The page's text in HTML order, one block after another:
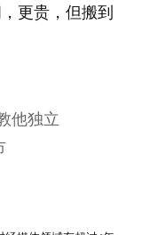
更贵，但搬到
他独立